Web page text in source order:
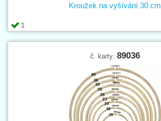
1
Kroužek na vyšívání 30 cm
č. karty: 89036